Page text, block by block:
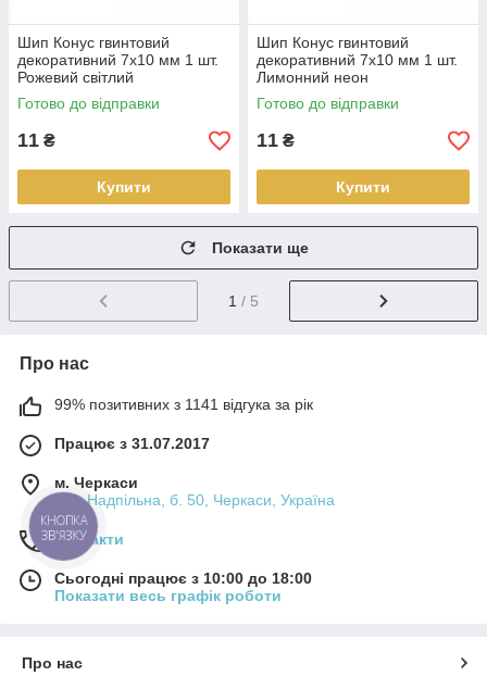
Шип Конус гвинтовий
декоративний 7х10 мм 1 шт.
Рожевий світлий
Готово до відправки
11 ₴
Купити
Шип Конус гвинтовий
декоративний 7х10 мм 1 шт.
Лимонний неон
Готово до відправки
11 ₴
Купити
Показати ще
1 / 5
Про нас
99% позитивних з 1141 відгука за рік
Працює з 31.07.2017
м. Черкаси
вул. Надпільна, б. 50, Черкаси, Україна
Контакти
Сьогодні працює з 10:00 до 18:00
Показати весь графік роботи
Про нас